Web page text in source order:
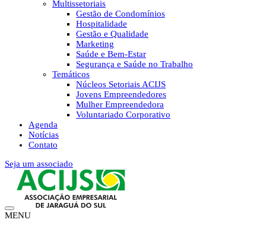
Multissetoriais
Gestão de Condomínios
Hospitalidade
Gestão e Qualidade
Marketing
Saúde e Bem-Estar
Segurança e Saúde no Trabalho
Temáticos
Núcleos Setoriais ACIJS
Jovens Empreendedores
Mulher Empreendedora
Voluntariado Corporativo
Agenda
Notícias
Contato
Seja um associado
MENU